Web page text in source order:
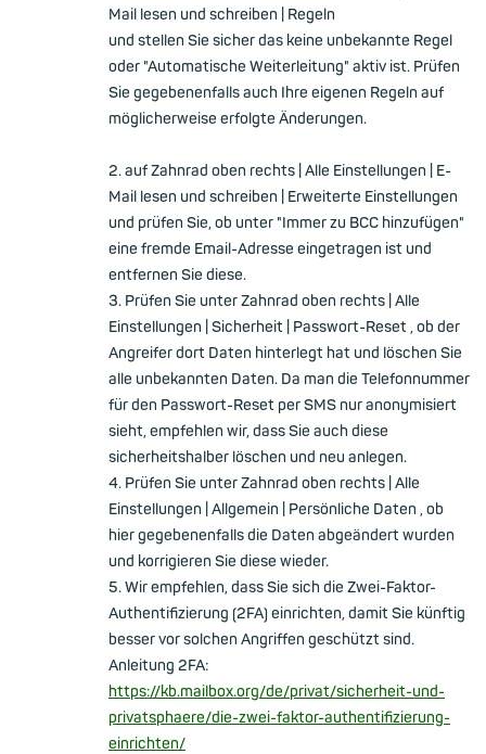
Mail lesen und schreiben | Regeln
und stellen Sie sicher das keine unbekannte Regel
oder "Automatische Weiterleitung" aktiv ist. Prüfen
Sie gegebenenfalls auch Ihre eigenen Regeln auf
möglicherweise erfolgte Änderungen.
2. auf Zahnrad oben rechts | Alle Einstellungen | E-
Mail lesen und schreiben | Erweiterte Einstellungen
und prüfen Sie, ob unter "Immer zu BCC hinzufügen"
eine fremde Email-Adresse eingetragen ist und
entfernen Sie diese.
3. Prüfen Sie unter Zahnrad oben rechts | Alle
Einstellungen | Sicherheit | Passwort-Reset , ob der
Angreifer dort Daten hinterlegt hat und löschen Sie
alle unbekannten Daten. Da man die Telefonnummer
für den Passwort-Reset per SMS nur anonymisiert
sieht, empfehlen wir, dass Sie auch diese
sicherheitshalber löschen und neu anlegen.
4. Prüfen Sie unter Zahnrad oben rechts | Alle
Einstellungen | Allgemein | Persönliche Daten , ob
hier gegebenenfalls die Daten abgeändert wurden
und korrigieren Sie diese wieder.
5. Wir empfehlen, dass Sie sich die Zwei-Faktor-
Authentifizierung (2FA) einrichten, damit Sie künftig
besser vor solchen Angriffen geschützt sind.
Anleitung 2FA:
https://kb.mailbox.org/de/privat/sicherheit-und-
privatsphaere/die-zwei-faktor-authentifizierung-
einrichten/